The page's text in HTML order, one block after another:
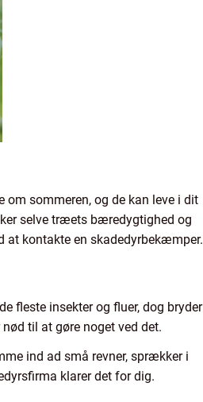
sommeren, og de kan leve i dit
selve træets bæredygtighed og
at kontakte en skadedyrbekæmper.
fleste insekter og fluer, dog bryder
til at gøre noget ved det.
ind ad små revner, sprækker i
klarer det for dig.